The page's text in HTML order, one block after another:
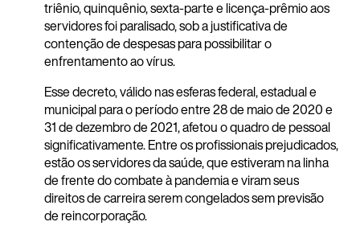
triênio, quinquênio, sexta-parte e licença-prêmio aos
servidores foi paralisado, sob a justificativa de
contenção de despesas para possibilitar o
enfrentamento ao vírus.
Esse decreto, válido nas esferas federal, estadual e
municipal para o período entre 28 de maio de 2020 e
31 de dezembro de 2021, afetou o quadro de pessoal
significativamente. Entre os profissionais prejudicados,
estão os servidores da saúde, que estiveram na linha
de frente do combate à pandemia e viram seus
direitos de carreira serem congelados sem previsão
de reincorporação.